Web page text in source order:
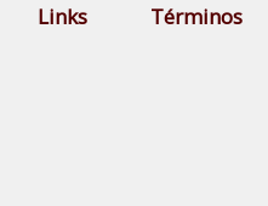
Links Términos